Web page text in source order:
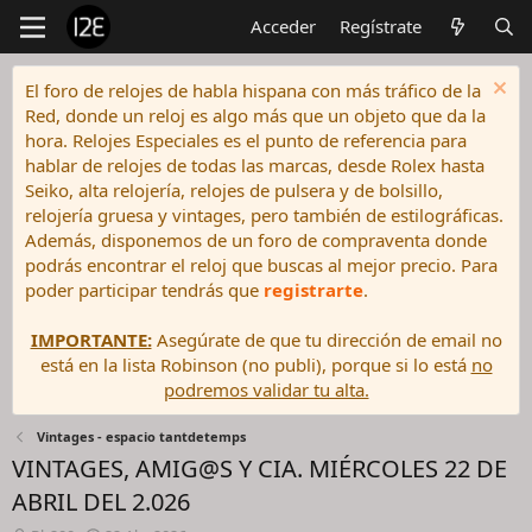
Acceder Regístrate
El foro de relojes de habla hispana con más tráfico de la
Red, donde un reloj es algo más que un objeto que da la
hora. Relojes Especiales es el punto de referencia para
hablar de relojes de todas las marcas, desde Rolex hasta
Seiko, alta relojería, relojes de pulsera y de bolsillo,
relojería gruesa y vintages, pero también de estilográficas.
Además, disponemos de un foro de compraventa donde
podrás encontrar el reloj que buscas al mejor precio. Para
poder participar tendrás que registrarte.
IMPORTANTE:Asegúrate de que tu dirección de email no
está en la lista Robinson (no publi), porque si lo está no
podremos validar tu alta.
Vintages - espacio tantdetemps
VINTAGES, AMIG@S Y CIA. MIÉRCOLES 22 DE
ABRIL DEL 2.026